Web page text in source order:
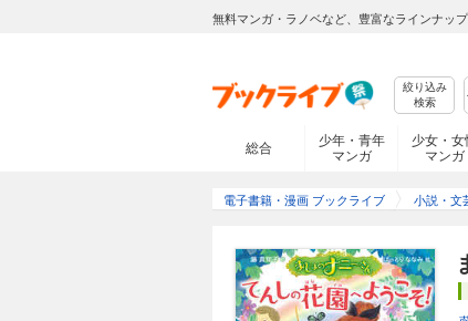
無料マンガ・ラノベなど、豊富なラインナッ
絞り込み
検索
総合
少年・青年
マンガ
少女・女
マンガ
電子書籍・漫画 ブックライブ 小説・文